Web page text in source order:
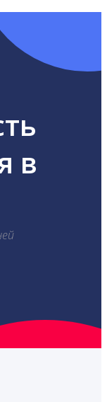
в